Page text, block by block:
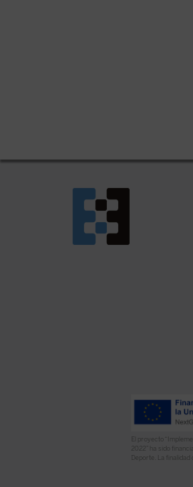
El proyecto
2022” ha sido
Deporte. La